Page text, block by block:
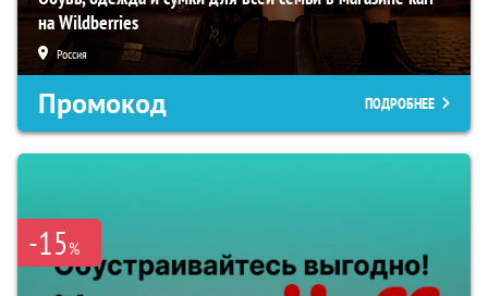
на Wildberries
Россия
Промокод ПОДРОБНЕЕ
-15%